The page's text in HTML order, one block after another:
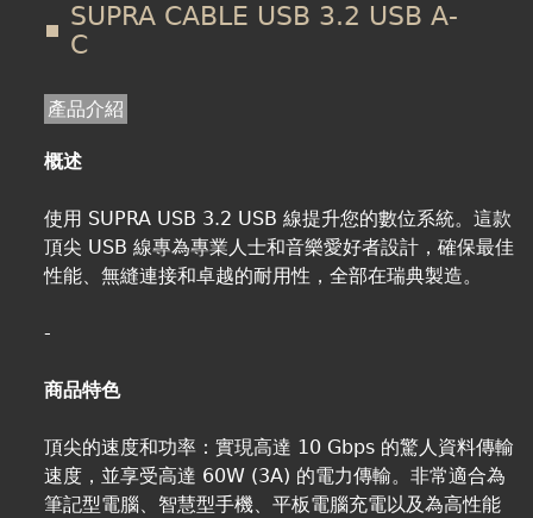
SUPRA CABLE USB 3.2 USB A-
C
產品介紹
概述
使用 SUPRA USB 3.2 USB 線提升您的數位系統。這款
頂尖 USB 線專為專業人士和音樂愛好者設計，確保最佳
性能、無縫連接和卓越的耐用性，全部在瑞典製造。
-
商品特色
頂尖的速度和功率：實現高達 10 Gbps 的驚人資料傳輸
速度，並享受高達 60W (3A) 的電力傳輸。非常適合為
筆記型電腦、智慧型手機、平板電腦充電以及為高性能